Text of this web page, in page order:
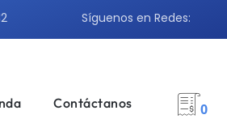
Síguenos en Redes:
Contáctanos 0